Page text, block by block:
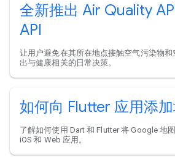
全新推出 Air Quality
API
让用户避免在其所在地点接触空气污染物
出与健康相关的日常决策。
如何向 Flutter 应用添
了解如何使用 Dart 和 Flutter 将 Google 地
iOS 和 Web 应用。